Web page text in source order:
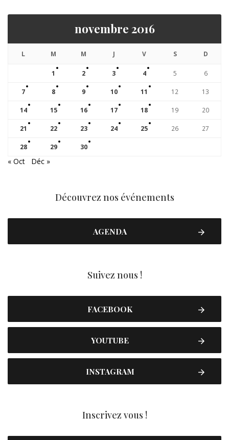
novembre 2016
L M M J V S D
1 2 3 4 5 6
7 8 9 10 11 12 13
14 15 16 17 18 19 20
21 22 23 24 25 26 27
28 29 30
« Oct Déc »
Découvrez nos événements
AGENDA
Suivez nous !
FACEBOOK
YOUTUBE
INSTAGRAM
Inscrivez vous !